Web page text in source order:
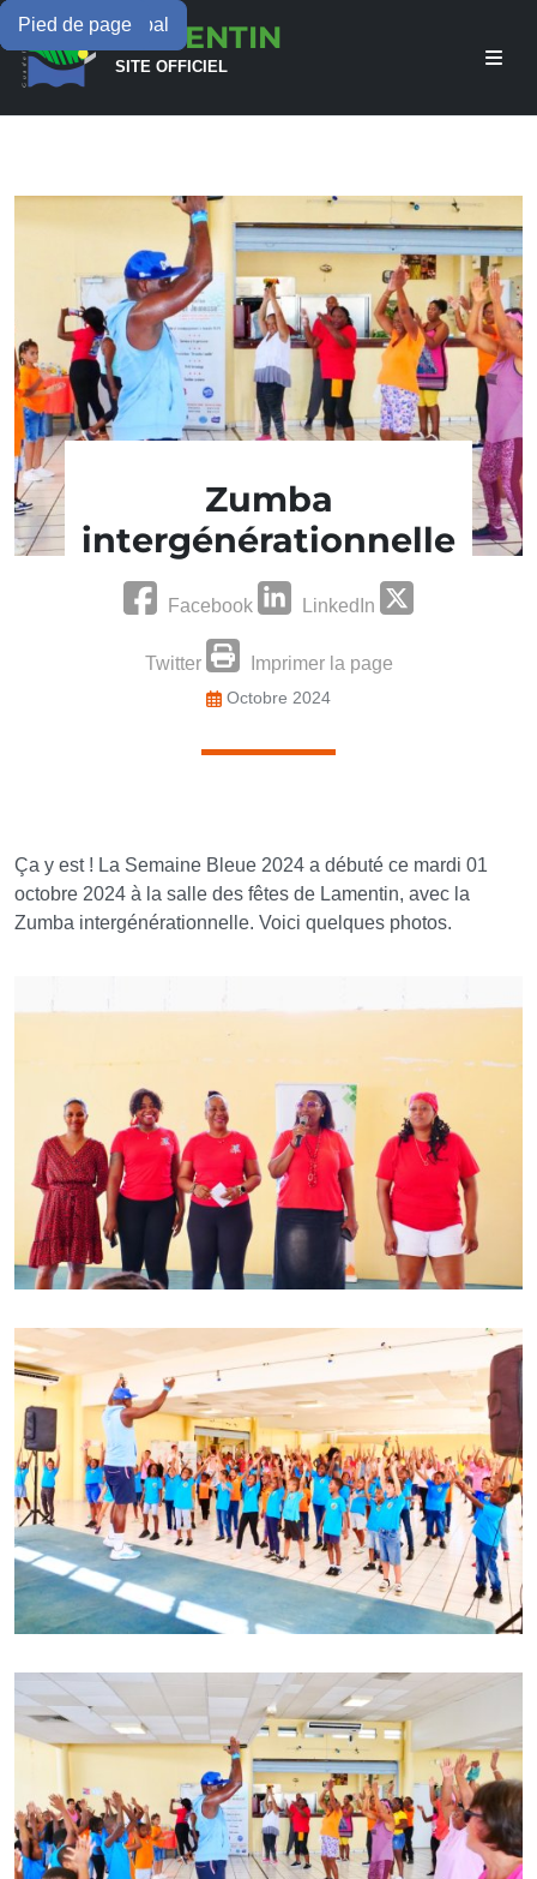
Menu principal
Contenu principal
Pied de pageLAMENTIN
SITE OFFICIEL
Zumba
intergénérationnelle
Facebook LinkedIn
Twitter Imprimer la page
Octobre 2024
Ça y est ! La Semaine Bleue 2024 a débuté ce mardi 01
octobre 2024 à la salle des fêtes de Lamentin, avec la
Zumba intergénérationnelle. Voici quelques photos.